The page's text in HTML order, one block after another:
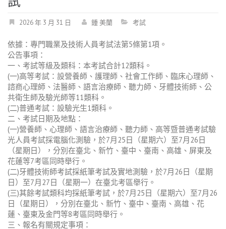
2026 年 3 月 31 日 鍾 美蘭 考試
依據：專門職業及技術人員考試法第5條第1項。
公告事項：
一、考試等級及類科：本考試合計12類科。
(一)高等考試：設營養師、護理師、社會工作師、臨床心理師、
諮商心理師、法醫師、語言治療師、聽力師、牙體技術師、公
共衛生師及驗光師等11類科。
(二)普通考試：設驗光生1類科。
二、考試日期及地點：
(一)營養師、心理師、語言治療師、聽力師、高等暨普通考試驗
光人員考試採電腦化測驗，於7月25日（星期六）至7月26日
（星期日），分別在臺北、新竹、臺中、臺南、高雄、屏東及
花蓮等7考區同時舉行。
(二)牙體技術師考試採紙筆考試及實地測驗，於7月26日（星期
日）至7月27日（星期一）在臺北考區舉行。
(三)其餘考試類科均採紙筆考試，於7月25日（星期六）至7月26
日（星期日），分別在臺北、新竹、臺中、臺南、高雄、花
蓮、臺東及金門等8考區同時舉行。
三、報名有關規定事項：